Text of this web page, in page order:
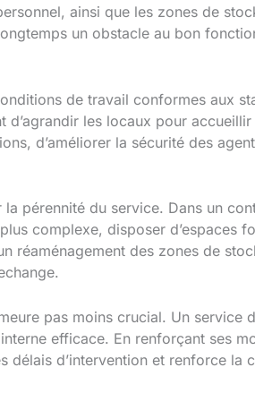
ainsi que les zones de
un obstacle au bon
de travail conformes aux
d’agrandir les locaux pour
d’améliorer la sécurité des
pérennité du service. Dans un
complexe, disposer d’espaces
réaménagement des zones de
pas moins crucial. Un service
efficace. En renforçant ses
délais d’intervention et renforce la